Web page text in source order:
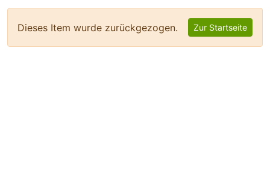
Dieses Item wurde zurückgezogen. Zur Startseite